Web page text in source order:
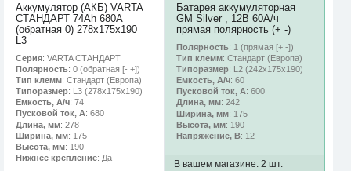
Аккумулятор (АКБ) VARTA
СТАНДАРТ 74Ah 680A
(обратная 0) 278x175x190
L3
Серия: VARTA СТАНДАРТ
Полярность: 0 (обратная [- +])
Тип клемм: Стандарт (Европа)
Типоразмер: L3 (278х175х190)
Емкость, А/ч: 74
Пусковой ток, А: 680
Длина, мм: 278
Ширина, мм: 175
Высота, мм: 190
Нижнее крепление: Да
Батарея аккумуляторная
GM Silver , 12В 60А/ч
прямая полярность (+ -)
Полярность: 1 (прямая [+ -])
Тип клемм: Стандарт (Европа)
Типоразмер: L2 (242х175х190)
Емкость, А/ч: 60
Пусковой ток, А: 600
Длина, мм: 242
Ширина, мм: 175
Высота, мм: 190
Напряжение, В: 12
В вашем магазине: 2 шт.